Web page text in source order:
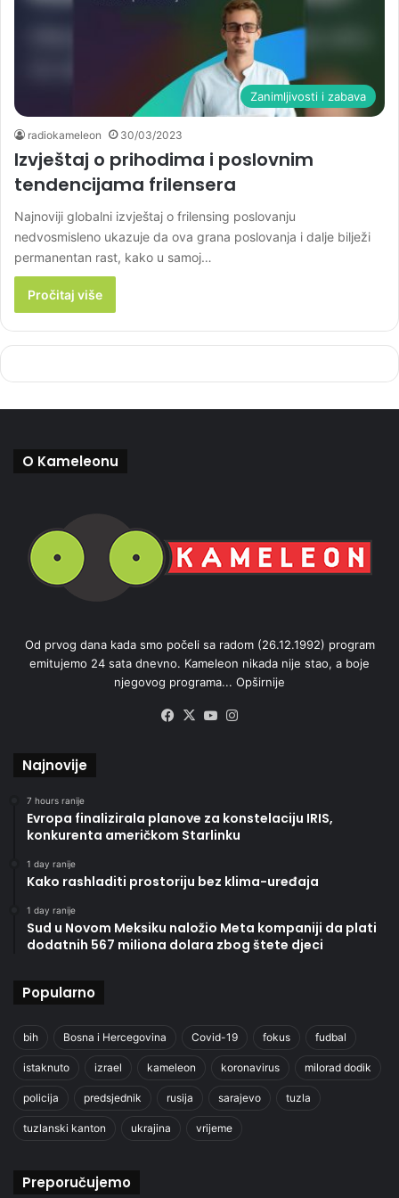
Zanimljivosti i zabava
radiokameleon 30/03/2023
Izvještaj o prihodima i poslovnim
tendencijama frilensera
Najnoviji globalni izvještaj o frilensing poslovanju
nedvosmisleno ukazuje da ova grana poslovanja i dalje bilježi
permanentan rast, kako u samoj…
Pročitaj više
O Kameleonu
Od prvog dana kada smo počeli sa radom (26.12.1992) program
emitujemo 24 sata dnevno. Kameleon nikada nije stao, a boje
njegovog programa... Opširnije
Facebook
X YouTube
Najnovije
7 hours ranije
Evropa finalizirala planove za konstelaciju IRIS,
konkurenta američkom Starlinku
1 day ranije
Kako rashladiti prostoriju bez klima-uređaja
1 day ranije
Sud u Novom Meksiku naložio Meta kompaniji da plati
dodatnih 567 miliona dolara zbog štete djeci
Popularno
bih Bosna i Hercegovina Covid-19 fokus fudbal
istaknuto izrael kameleon koronavirus milorad dodik
policija predsjednik rusija sarajevo tuzla
tuzlanski kanton ukrajina vrijeme
Preporučujemo